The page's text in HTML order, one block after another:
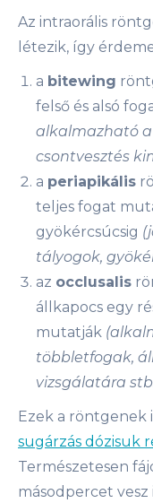
Az intraorális
létezik, így
a bitewing
felső és alsó
alkalmazható
csontvesztés
a periapikális
teljes fogat
gyökércsúcsig
tályogok,
az occlusalis
állkapocs egy
mutatják
többletfogak,
vizsgálatára
Ezek a röntgenek
sugárzás dózisuk
Természetesen
másodpercet